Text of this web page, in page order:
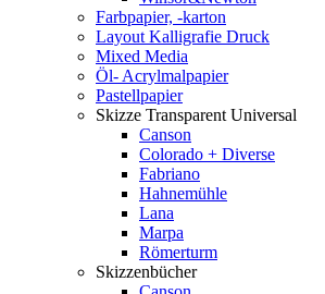
Farbpapier, -karton
Layout Kalligrafie Druck
Mixed Media
Öl- Acrylmalpapier
Pastellpapier
Skizze Transparent Universal
Canson
Colorado + Diverse
Fabriano
Hahnemühle
Lana
Marpa
Römerturm
Skizzenbücher